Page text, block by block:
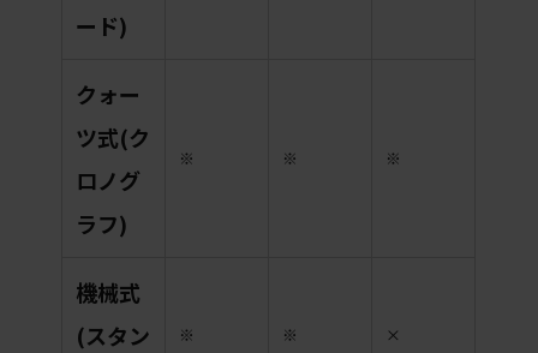
ード)
クォー
ツ式(ク
ロノグ
ラフ)
※ ※ ※
機械式
(スタン
※ ※ ×